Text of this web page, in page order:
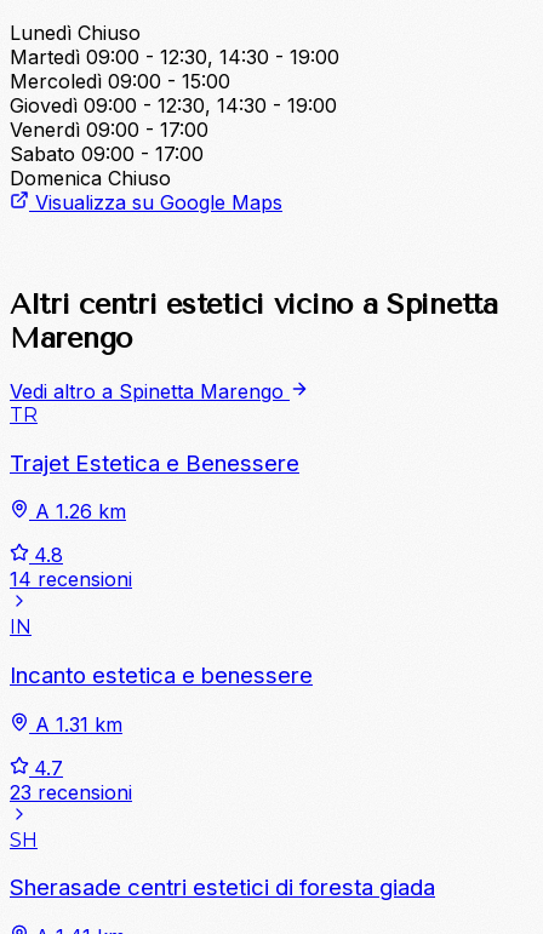
Lunedì Chiuso
Martedì 09:00 - 12:30, 14:30 - 19:00
Mercoledì 09:00 - 15:00
Giovedì 09:00 - 12:30, 14:30 - 19:00
Venerdì 09:00 - 17:00
Sabato 09:00 - 17:00
Domenica Chiuso
Visualizza su Google Maps
Altri centri estetici vicino a Spinetta
Marengo
Vedi altro a Spinetta Marengo
TR
Trajet Estetica e Benessere
A 1.26 km
4.8
14 recensioni
IN
Incanto estetica e benessere
A 1.31 km
4.7
23 recensioni
SH
Sherasade centri estetici di foresta giada